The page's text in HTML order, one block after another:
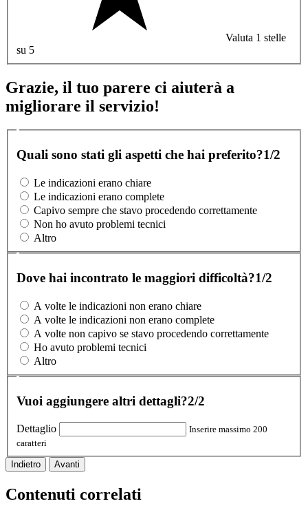
Valuta 1 stelle
su 5
Grazie, il tuo parere ci aiuterà a
migliorare il servizio!
Quali sono stati gli aspetti che hai preferito?1/2
Le indicazioni erano chiare
Le indicazioni erano complete
Capivo sempre che stavo procedendo correttamente
Non ho avuto problemi tecnici
Altro
Dove hai incontrato le maggiori difficoltà?1/2
A volte le indicazioni non erano chiare
A volte le indicazioni non erano complete
A volte non capivo se stavo procedendo correttamente
Ho avuto problemi tecnici
Altro
Vuoi aggiungere altri dettagli?2/2
Dettaglio
Inserire massimo 200
caratteri
Indietro Avanti
Contenuti correlati